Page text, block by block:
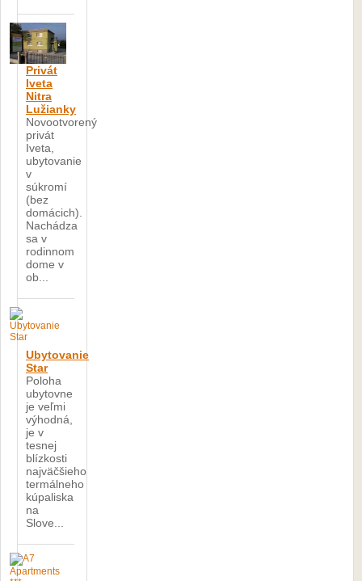
Privát
Iveta
Nitra
Lužianky
Novootvorený
privát
Iveta,
ubytovanie
v
súkromí
(bez
domácich).
Nachádza
sa v
rodinnom
dome v
ob...
Ubytovanie
Star
Poloha
ubytovne
je veľmi
výhodná,
je v
tesnej
blízkosti
najväčšieho
termálneho
kúpaliska
na
Slove...